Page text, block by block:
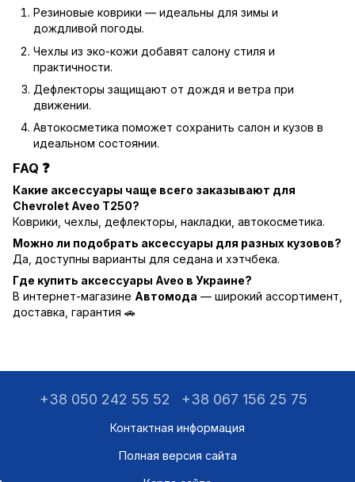
Резиновые коврики — идеальны для зимы и
дождливой погоды.
Чехлы из эко-кожи добавят салону стиля и
практичности.
Дефлекторы защищают от дождя и ветра при
движении.
Автокосметика поможет сохранить салон и кузов в
идеальном состоянии.
FAQ ❓
Какие аксессуары чаще всего заказывают для
Chevrolet Aveo T250?
Коврики, чехлы, дефлекторы, накладки, автокосметика.
Можно ли подобрать аксессуары для разных кузовов?
Да, доступны варианты для седана и хэтчбека.
Где купить аксессуары Aveo в Украине?
В интернет-магазине Автомода — широкий ассортимент,
доставка, гарантия 🚗
+38 050 242 55 52 +38 067 156 25 75
Контактная информация
Полная версия сайта